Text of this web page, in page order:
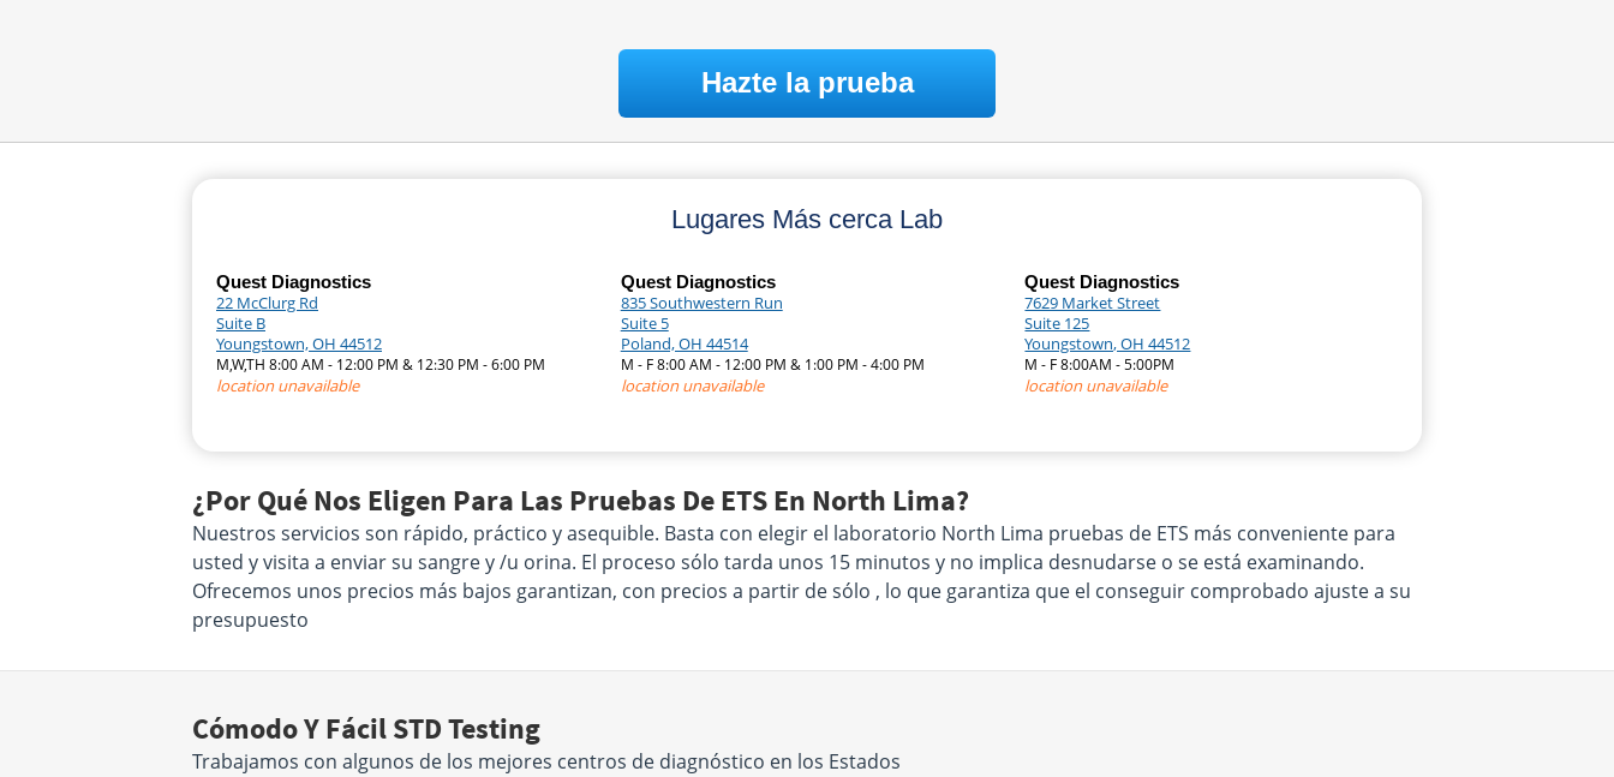
Hazte la prueba
Lugares Más cerca Lab
Quest Diagnostics
22 McClurg Rd
Suite B
Youngstown, OH 44512
M,W,TH 8:00 AM - 12:00 PM & 12:30 PM - 6:00 PM
location unavailable
Quest Diagnostics
835 Southwestern Run
Suite 5
Poland, OH 44514
M - F 8:00 AM - 12:00 PM & 1:00 PM - 4:00 PM
location unavailable
Quest Diagnostics
7629 Market Street
Suite 125
Youngstown, OH 44512
M - F 8:00AM - 5:00PM
location unavailable
¿Por Qué Nos Eligen Para Las Pruebas De ETS En North Lima?
Nuestros servicios son rápido, práctico y asequible. Basta con elegir el laboratorio North Lima pruebas de ETS más conveniente para
usted y visita a enviar su sangre y /u orina. El proceso sólo tarda unos 15 minutos y no implica desnudarse o se está examinando.
Ofrecemos unos precios más bajos garantizan, con precios a partir de sólo , lo que garantiza que el conseguir comprobado ajuste a su
presupuesto
Cómodo Y Fácil STD Testing
Trabajamos con algunos de los mejores centros de diagnóstico en los Estados